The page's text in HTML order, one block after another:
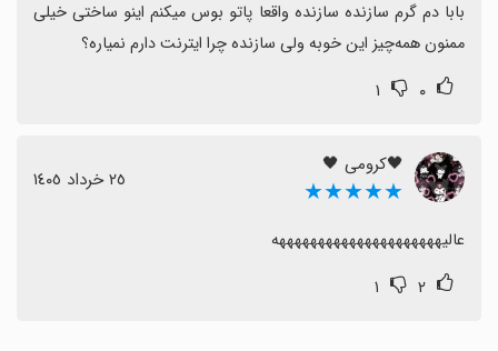
ممنون همه‌چیز این خوبه ولی سازنده چرا ایترنت دارم نمیاره؟
۰ ۱
🖤کرومی 🖤
★★★★★ ٢٥ خرداد ١٤٠٥
عالیهههههههههههههههههههههه
۲ ۱